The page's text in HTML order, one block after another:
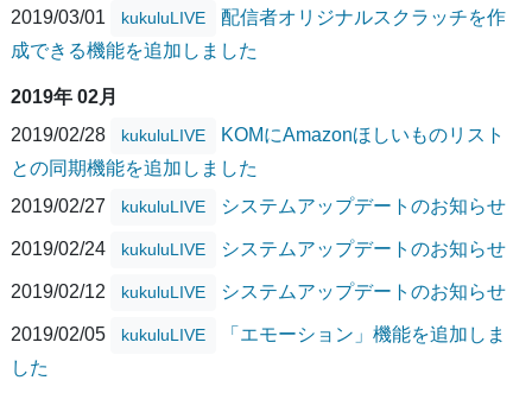
2019/03/01
kukuluLIVE
配信者オリジナルスクラッチを作
成できる機能を追加しました
2019年 02月
2019/02/28
kukuluLIVE
KOMにAmazonほしいものリスト
との同期機能を追加しました
2019/02/27
kukuluLIVE システムアップデートのお知らせ
2019/02/24 kukuluLIVE システムアップデートのお知らせ
2019/02/12 kukuluLIVE システムアップデートのお知らせ
2019/02/05 kukuluLIVE
「エモーション」機能を追加しま
した